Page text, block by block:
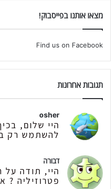
מצאו אותנו בפייסבוק!
Find us on Facebook
תגובות אחרונות
osher
היי שלום,
להשתמש רק
דבורה
היי, תודה על
פטרוזיליה ?